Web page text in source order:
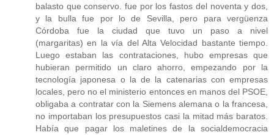
balasto que conservo. fue por los fastos del noventa y dos,
y la bulla fue por lo de Sevilla, pero para vergüenza
Córdoba fue la ciudad que tuvo un paso a nivel
(margaritas) en la vía del Alta Velocidad bastante tiempo.
Luego estaban las contrataciones, hubo empresas que
hubieran permitido un claro ahorro, empezando por la
tecnología japonesa o la de la catenarias con empresas
locales, pero no el ministerio entonces en manos del PSOE,
obligaba a contratar con la Siemens alemana o la francesa,
no importaban los presupuestos casi la mitad más baratos.
Había que pagar los maletines de la socialdemocracia